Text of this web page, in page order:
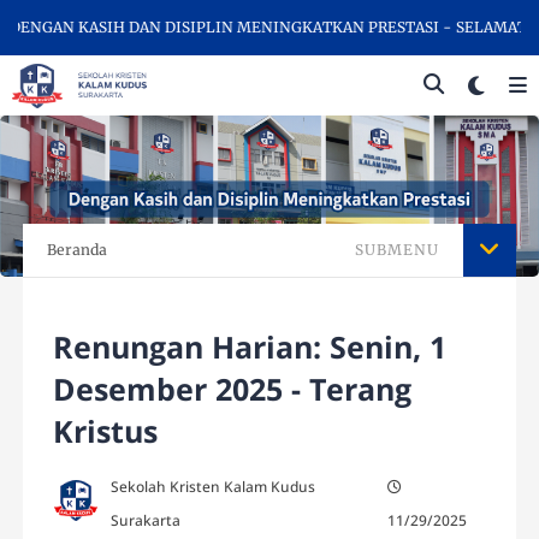
KASIH DAN DISIPLIN MENINGKATKAN PRESTASI - SELAMAT
Beranda SUBMENU
Renungan Harian: Senin, 1
Desember 2025 - Terang
Kristus
Sekolah Kristen Kalam Kudus
Surakarta
11/29/2025